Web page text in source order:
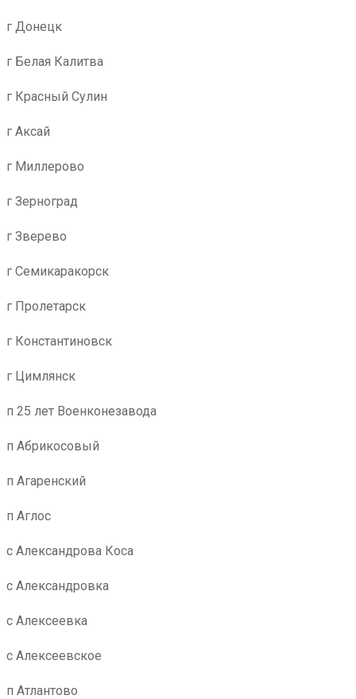
г Донецк
г Белая Калитва
г Красный Сулин
г Аксай
г Миллерово
г Зерноград
г Зверево
г Семикаракорск
г Пролетарск
г Константиновск
г Цимлянск
п 25 лет Военконезавода
п Абрикосовый
п Агаренский
п Аглос
с Александрова Коса
с Александровка
с Алексеевка
с Алексеевское
п Атлантово